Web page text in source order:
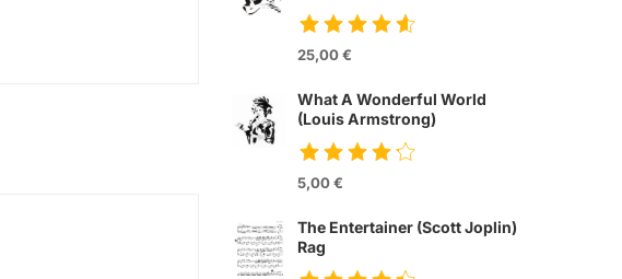
from movie »Die
fabelhafte Welt der
25,00 €
What A Wonderful World
(Louis Armstrong)
5,00 €
The Entertainer (Scott Joplin)
Rag